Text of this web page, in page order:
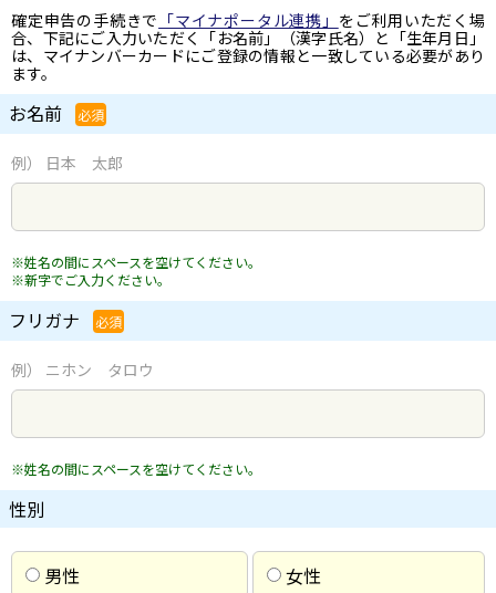
確定申告の手続きで 「マイナポータル連携」 をご利用いただく場
合、下記にご入力いただく「お名前」（漢字氏名）と「生年月日」
は、マイナンバーカードにご登録の情報と一致している必要があり
ます。
お名前 必須
例） 日本 太郎
※姓名の間にスペースを空けてください。
※新字でご入力ください。
フリガナ 必須
例） ニホン タロウ
※姓名の間にスペースを空けてください。
性別
男性 女性